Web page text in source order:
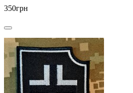
350грн